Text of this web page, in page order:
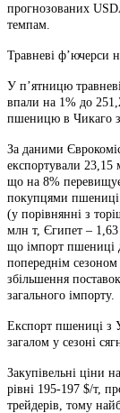
прогнозованих
темпам.
Травневі ф’ючерси
У п’ятницю
впали на 1% до
пшеницю в Чикаго
За даними
експортували
що на 8%
покупцями пшениці
(у порівнянні з
млн т, Єгипет – 1,63
що імпорт пшениці
попереднім
збільшення
загального імпорту.
Експорт пшениці з
загалом у сезоні
Закупівельні ціни
рівні 195-197 $/т,
трейдерів, тому